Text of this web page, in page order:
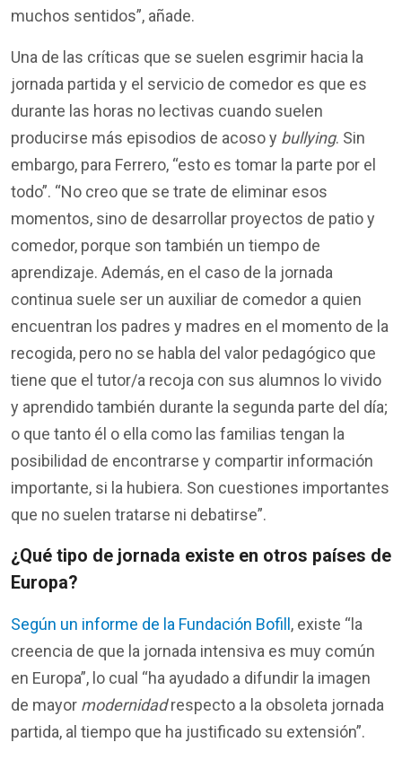
muchos sentidos”, añade.
Una de las críticas que se suelen esgrimir hacia la
jornada partida y el servicio de comedor es que es
durante las horas no lectivas cuando suelen
producirse más episodios de acosoy bullying. Sin
embargo, para Ferrero, “esto es tomar la parte por el
todo”. “No creo que se trate de eliminar esos
momentos, sino de desarrollar proyectos de patio y
comedor, porque son también un tiempo de
aprendizaje. Además, en el caso de la jornada
continua suele ser un auxiliar de comedor a quien
encuentran los padres y madres en el momento de la
recogida, pero no se habla del valor pedagógico que
tiene que el tutor/a recoja con sus alumnos lovivido
y aprendidotambién durante la segunda parte del día;
o que tanto él o ella como las familias tengan la
posibilidad de encontrarse y compartir información
importante, si la hubiera. Son cuestiones importantes
que no suelen tratarse ni debatirse”.
¿Qué tipo de jornada existe en otros países de
Europa?
Según un informe de la Fundación Bofill , existe “la
creencia de que la jornada intensiva es muy común
en Europa”, lo cual “ha ayudado a difundir la imagen
de mayor modernidad respecto a la obsoleta jornada
partida, al tiempo que ha justificado su extensión”.